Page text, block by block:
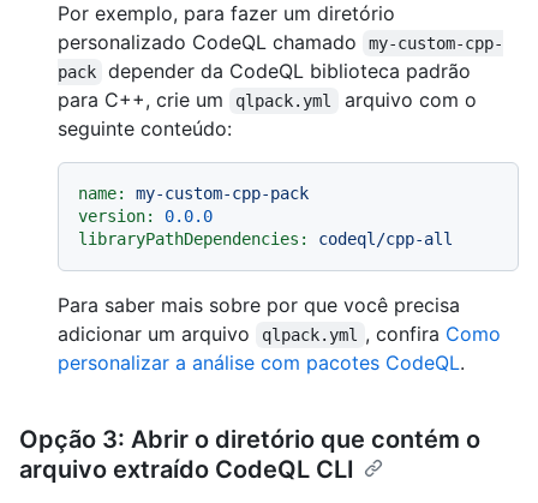
Por exemplo, para fazer um diretório
personalizado CodeQL chamado
my-custom-cpp-
pack
depender da CodeQL biblioteca padrão
para C++, crie um
qlpack.yml
arquivo com o
seguinte conteúdo:
name:
my-custom-cpp-pack
version:
0.0.0
libraryPathDependencies:
codeql/cpp-all
Para saber mais sobre por que você precisa
adicionar um arquivo
qlpack.yml , confira Como
personalizar a análise com pacotes CodeQL.
Opção 3: Abrir o diretório que contém o
arquivo extraído CodeQL CLI